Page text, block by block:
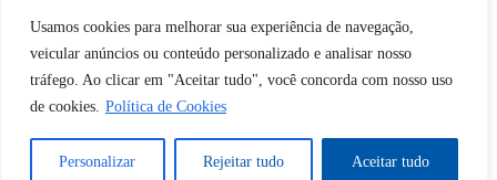
Usamos cookies para melhorar sua experiência de navegação,
veicular anúncios ou conteúdo personalizado e analisar nosso
tráfego. Ao clicar em "Aceitar tudo", você concorda com nosso uso
de cookies. Política de Cookies
Personalizar Rejeitar tudo Aceitar tudo
Tem certeza de que deseja
desbloquear esta publicação?
Desbloquear esquerda : 0